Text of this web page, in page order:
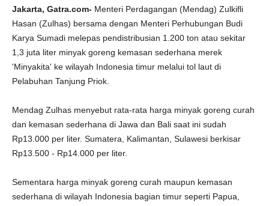
Jakarta, Gatra.com- Menteri Perdagangan (Mendag) Zulkifli
Hasan (Zulhas) bersama dengan Menteri Perhubungan Budi
Karya Sumadi melepas pendistribusian 1.200 ton atau sekitar
1,3 juta liter minyak goreng kemasan sederhana merek
'Minyakita' ke wilayah Indonesia timur melalui tol laut di
Pelabuhan Tanjung Priok.
Mendag Zulhas menyebut rata-rata harga minyak goreng curah
dan kemasan sederhana di Jawa dan Bali saat ini sudah
Rp13.000 per liter. Sumatera, Kalimantan, Sulawesi berkisar
Rp13.500 - Rp14.000 per liter.
Sementara harga minyak goreng curah maupun kemasan
sederhana di wilayah Indonesia bagian timur seperti Papua,